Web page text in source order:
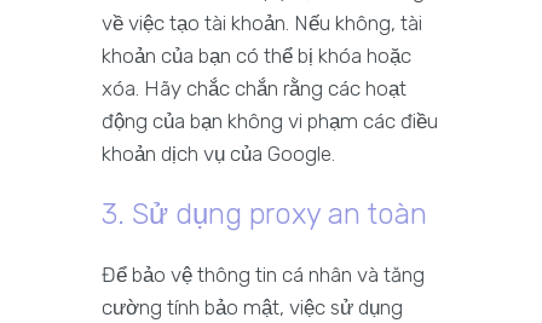
về việc tạo tài khoản. Nếu không, tài
khoản của bạn có thể bị khóa hoặc
xóa. Hãy chắc chắn rằng các hoạt
động của bạn không vi phạm các điều
khoản dịch vụ của Google.
3. Sử dụng proxy an toàn
Để bảo vệ thông tin cá nhân và tăng
cường tính bảo mật, việc sử dụng